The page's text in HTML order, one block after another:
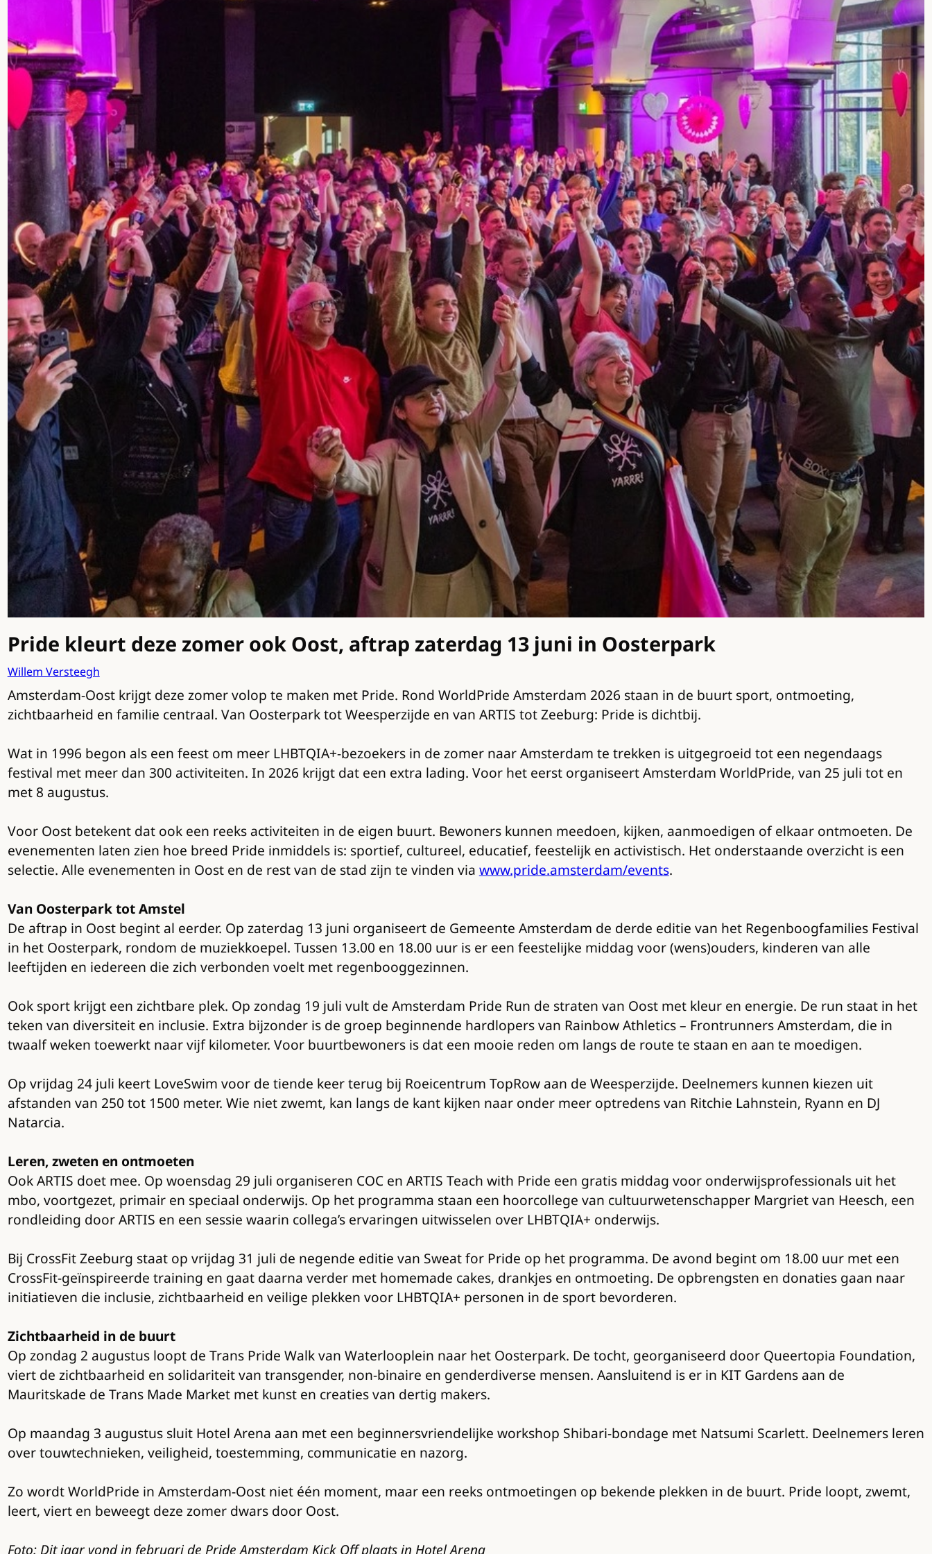
Pride kleurt deze zomer ook Oost, aftrap zaterdag 13 juni in Oosterpark
Willem Versteegh
Amsterdam-Oost krijgt deze zomer volop te maken met Pride. Rond WorldPride Amsterdam 2026 staan in de buurt sport, ontmoeting,
zichtbaarheid en familie centraal. Van Oosterpark tot Weesperzijde en van ARTIS tot Zeeburg: Pride is dichtbij.
Wat in 1996 begon als een feest om meer LHBTQIA+-bezoekers in de zomer naar Amsterdam te trekken is uitgegroeid tot een negendaags
festival met meer dan 300 activiteiten. In 2026 krijgt dat een extra lading. Voor het eerst organiseert Amsterdam WorldPride, van 25 juli tot en
met 8 augustus.
Voor Oost betekent dat ook een reeks activiteiten in de eigen buurt. Bewoners kunnen meedoen, kijken, aanmoedigen of elkaar ontmoeten. De
evenementen laten zien hoe breed Pride inmiddels is: sportief, cultureel, educatief, feestelijk en activistisch. Het onderstaande overzicht is een
selectie. Alle evenementen in Oost en de rest van de stad zijn te vinden via www.pride.amsterdam/events.
Van Oosterpark tot Amstel
De aftrap in Oost begint al eerder. Op zaterdag 13 juni organiseert de Gemeente Amsterdam de derde editie van het Regenboogfamilies Festival
in het Oosterpark, rondom de muziekkoepel. Tussen 13.00 en 18.00 uur is er een feestelijke middag voor (wens)ouders, kinderen van alle
leeftijden en iedereen die zich verbonden voelt met regenbooggezinnen.
Ook sport krijgt een zichtbare plek. Op zondag 19 juli vult de Amsterdam Pride Run de straten van Oost met kleur en energie. De run staat in het
teken van diversiteit en inclusie. Extra bijzonder is de groep beginnende hardlopers van Rainbow Athletics – Frontrunners Amsterdam, die in
twaalf weken toewerkt naar vijf kilometer. Voor buurtbewoners is dat een mooie reden om langs de route te staan en aan te moedigen.
Op vrijdag 24 juli keert LoveSwim voor de tiende keer terug bij Roeicentrum TopRow aan de Weesperzijde. Deelnemers kunnen kiezen uit
afstanden van 250 tot 1500 meter. Wie niet zwemt, kan langs de kant kijken naar onder meer optredens van Ritchie Lahnstein, Ryann en DJ
Natarcia.
Leren, zweten en ontmoeten
Ook ARTIS doet mee. Op woensdag 29 juli organiseren COC en ARTIS Teach with Pride een gratis middag voor onderwijsprofessionals uit het
mbo, voortgezet, primair en speciaal onderwijs. Op het programma staan een hoorcollege van cultuurwetenschapper Margriet van Heesch, een
rondleiding door ARTIS en een sessie waarin collega’s ervaringen uitwisselen over LHBTQIA+ onderwijs.
Bij CrossFit Zeeburg staat op vrijdag 31 juli de negende editie van Sweat for Pride op het programma. De avond begint om 18.00 uur met een
CrossFit-geïnspireerde training en gaat daarna verder met homemade cakes, drankjes en ontmoeting. De opbrengsten en donaties gaan naar
initiatieven die inclusie, zichtbaarheid en veilige plekken voor LHBTQIA+ personen in de sport bevorderen.
Zichtbaarheid in de buurt
Op zondag 2 augustus loopt de Trans Pride Walk van Waterlooplein naar het Oosterpark. De tocht, georganiseerd door Queertopia Foundation,
viert de zichtbaarheid en solidariteit van transgender, non-binaire en genderdiverse mensen. Aansluitend is er in KIT Gardens aan de
Mauritskade de Trans Made Market met kunst en creaties van dertig makers.
Op maandag 3 augustus sluit Hotel Arena aan met een beginnersvriendelijke workshop Shibari-bondage met Natsumi Scarlett. Deelnemers leren
over touwtechnieken, veiligheid, toestemming, communicatie en nazorg.
Zo wordt WorldPride in Amsterdam-Oost niet één moment, maar een reeks ontmoetingen op bekende plekken in de buurt. Pride loopt, zwemt,
leert, viert en beweegt deze zomer dwars door Oost.
Foto: Dit jaar vond in februari de Pride Amsterdam Kick Off plaats in Hotel Arena